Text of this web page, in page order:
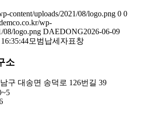
content/uploads/2021/08/logo.png 0 0
wp-
08/logo.png DAEDONG2026-06-09
모범납세자표창
소
구 대송면 송덕로 126번길 39